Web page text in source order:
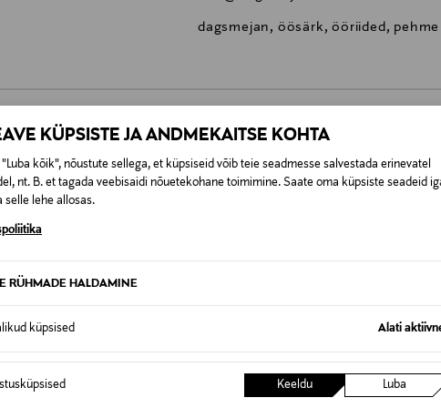
KÜPSISTE JA ANDMEKAITSE KOHTA
kõik", nõustute sellega, et küpsiseid võib teie seadmesse salvestada erinevatel
nt. B. et tagada veebisaidi nõuetekohane toimimine. Saate oma küpsiste seadeid
selle lehe allosas.
RÜHMADE HALDAMINE
küpsised Alati
Keeldu Luba
dagsmejan, öösärk, ööriided,
KA